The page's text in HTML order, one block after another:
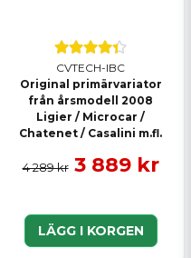
CVTECH-IBC
Original primärvariator
från årsmodell 2008
Ligier / Microcar /
Chatenet / Casalini m.fl.
4 289 kr 3 889 kr
LÄGG I KORGEN